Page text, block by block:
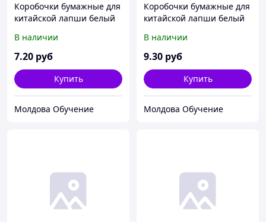
Коробочки бумажные для
китайской лапши белый
В наличии
7.20 руб
Купить
Молдова Обучение
Коробочки бумажные для
китайской лапши белый
В наличии
9.30 руб
Купить
Молдова Обучение